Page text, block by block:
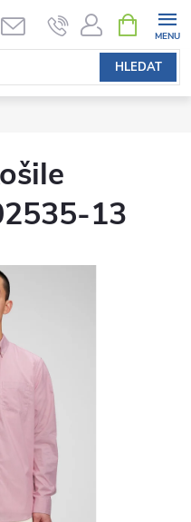
HLEDAT
NÁKUPNÍ
KOŠÍK
13